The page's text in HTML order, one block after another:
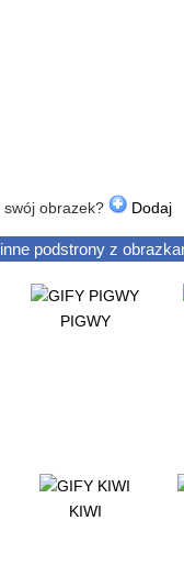
obrazek? Dodaj
podstrony z
PIGWY
KIWI